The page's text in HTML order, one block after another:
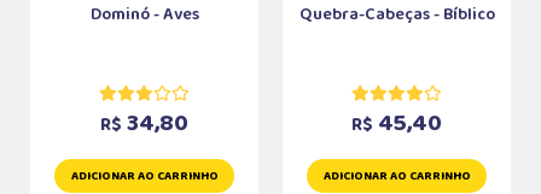
Dominó - Aves
R$ 34,80
ADICIONAR AO CARRINHO
Quebra-Cabeças - Bíblico
R$ 45,40
ADICIONAR AO CARRINHO